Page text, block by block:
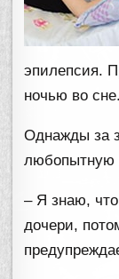
эпилепсия.
ночью во сне.
Однажды за
любопытную
– Я знаю,
дочери,